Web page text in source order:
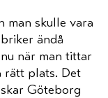
man skulle vara
ändå
när man tittar
rätt plats. Det
Göteborg